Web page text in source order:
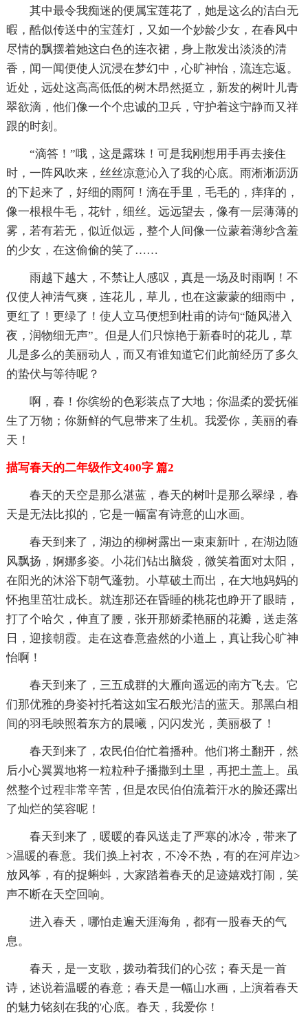
其中最令我痴迷的便属宝莲花了，她是这么的洁白无
暇，酷似传送中的宝莲灯，又如一个妙龄少女，在春风中
尽情的飘摆着她这白色的连衣裙，身上散发出淡淡的清
香，闻一闻便使人沉浸在梦幻中，心旷神怡，流连忘返。
近处，远处这高高低低的树木昂然挺立，新发的树叶儿青
翠欲滴，他们像一个个忠诚的卫兵，守护着这宁静而又祥
跟的时刻。
“滴答！”哦，这是露珠！可是我刚想用手再去接住
时，一阵风吹来，丝丝凉意沁入了我的心底。雨淅淅沥沥
的下起来了，好细的雨阿！滴在手里，毛毛的，痒痒的，
像一根根牛毛，花针，细丝。远远望去，像有一层薄薄的
雾，若有若无，似近似远，整个人间像一位蒙着薄纱含羞
的少女，在这偷偷的笑了……
雨越下越大，不禁让人感叹，真是一场及时雨啊！不
仅使人神清气爽，连花儿，草儿，也在这蒙蒙的细雨中，
更红了！更绿了！使人立马便想到杜甫的诗句“随风潜入
夜，润物细无声”。但是人们只惊艳于新春时的花儿，草
儿是多么的美丽动人，而又有谁知道它们此前经历了多久
的蛰伏与等待呢？
啊，春！你缤纷的色彩装点了大地；你温柔的爱抚催
生了万物；你新鲜的气息带来了生机。我爱你，美丽的春
天！
描写春天的二年级作文400字 篇2
春天的天空是那么湛蓝，春天的树叶是那么翠绿，春
天是无法比拟的，它是一幅富有诗意的山水画。
春天到来了，湖边的柳树露出一束束新叶，在湖边随
风飘扬，婀娜多姿。小花们钻出脑袋，微笑着面对太阳，
在阳光的沐浴下朝气蓬勃。小草破土而出，在大地妈妈的
怀抱里茁壮成长。就连那还在昏睡的桃花也睁开了眼睛，
打了个哈欠，伸直了腰，张开那娇柔艳丽的花瓣，送走落
日，迎接朝霞。走在这春意盎然的小道上，真让我心旷神
怡啊！
春天到来了，三五成群的大雁向遥远的南方飞去。它
们那优雅的身姿衬托着这如宝石般光洁的蓝天。那黑白相
间的羽毛映照着东方的晨曦，闪闪发光，美丽极了！
春天到来了，农民伯伯忙着播种。他们将土翻开，然
后小心翼翼地将一粒粒种子播撒到土里，再把土盖上。虽
然整个过程非常辛苦，但是农民伯伯流着汗水的脸还露出
了灿烂的笑容呢！
春天到来了，暖暖的春风送走了严寒的冰冷，带来了
>温暖的春意。我们换上衬衣，不冷不热，有的在河岸边>
放风筝，有的捉蝌蚪，大家踏着春天的足迹嬉戏打闹，笑
声不断在天空回响。
进入春天，哪怕走遍天涯海角，都有一股春天的气
息。
春天，是一支歌，拨动着我们的心弦；春天是一首
诗，述说着温暖的春意；春天是一幅山水画，上演着春天
的魅力铭刻在我的'心底。春天，我爱你！